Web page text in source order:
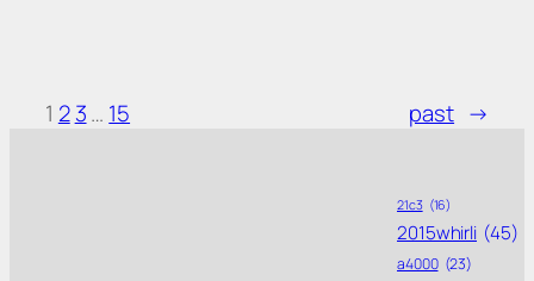
1 2 3… 15 past →
21c3 (16)
2015whirli (45)
a4000 (23)